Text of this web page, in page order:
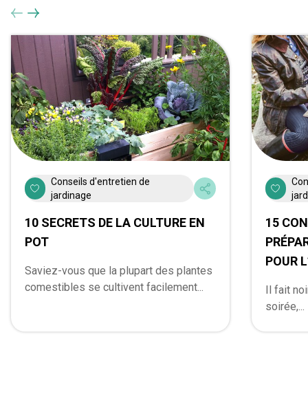
Conseils d'entretien de
jardinage
10 SECRETS DE LA CULTURE EN
POT
Saviez-vous que la plupart des plantes
comestibles se cultivent facilement...
15
POUR
Il fait
soirée,...